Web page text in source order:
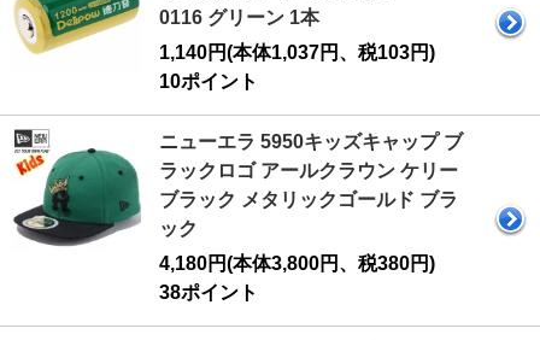
0116 グリーン 1本
1,140円(本体1,037円、税103円)
10ポイント
ニューエラ 5950キッズキャップ ブ
ラックロゴ アールクラウン ケリー
ブラック メタリックゴールド ブラ
ック
4,180円(本体3,800円、税380円)
38ポイント